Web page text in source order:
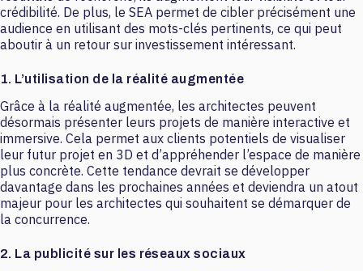
crédibilité. De plus, le SEA permet de cibler précisément une
audience en utilisant des mots-clés pertinents, ce qui peut
aboutir à un retour sur investissement intéressant.
1. L’utilisation de la réalité augmentée
Grâce à la réalité augmentée, les architectes peuvent
désormais présenter leurs projets de manière interactive et
immersive. Cela permet aux clients potentiels de visualiser
leur futur projet en 3D et d’appréhender l’espace de manière
plus concrète. Cette tendance devrait se développer
davantage dans les prochaines années et deviendra un atout
majeur pour les architectes qui souhaitent se démarquer de
la concurrence.
2. La publicité sur les réseaux sociaux